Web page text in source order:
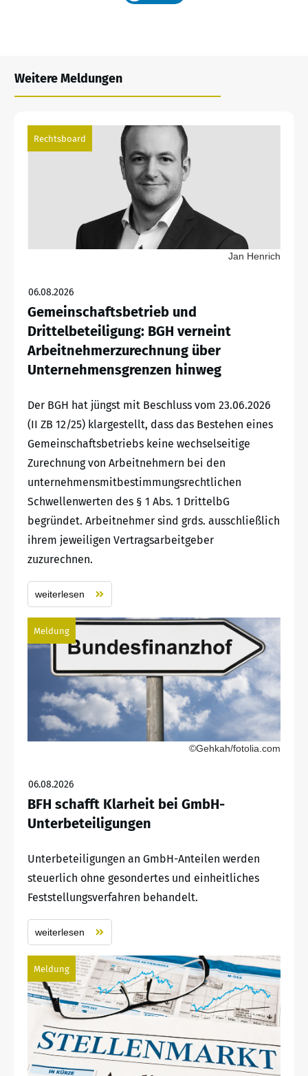
Weitere Meldungen
Rechtsboard
Jan Henrich
06.08.2026
Gemeinschaftsbetrieb und
Drittelbeteiligung: BGH verneint
Arbeitnehmerzurechnung über
Unternehmensgrenzen hinweg
Der BGH hat jüngst mit Beschluss vom 23.06.2026
(II ZB 12/25) klargestellt, dass das Bestehen eines
Gemeinschaftsbetriebs keine wechselseitige
Zurechnung von Arbeitnehmern bei den
unternehmensmitbestimmungsrechtlichen
Schwellenwerten des § 1 Abs. 1 DrittelbG
begründet. Arbeitnehmer sind grds. ausschließlich
ihrem jeweiligen Vertragsarbeitgeber
zuzurechnen.
weiterlesen
Meldung
©Gehkah/fotolia.com
06.08.2026
BFH schafft Klarheit bei GmbH-
Unterbeteiligungen
Unterbeteiligungen an GmbH-Anteilen werden
steuerlich ohne gesondertes und einheitliches
Feststellungsverfahren behandelt.
weiterlesen
Meldung